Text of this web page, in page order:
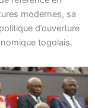
modernes, sa
d’ouverture
togolais.